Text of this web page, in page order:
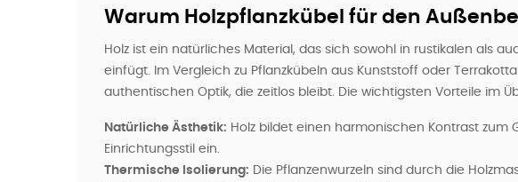
Warum Holzpflanzkübel für den
Holz ist ein natürliches Material, das sich sowohl in rustikalen als
einfügt. Im Vergleich zu Pflanzkübeln aus Kunststoff oder
authentischen Optik, die zeitlos bleibt. Die wichtigsten Vorteile im
Natürliche Ästhetik: Holz bildet einen harmonischen Kontrast zum
Einrichtungsstil ein.
Thermische Isolierung: Die Pflanzenwurzeln sind durch die